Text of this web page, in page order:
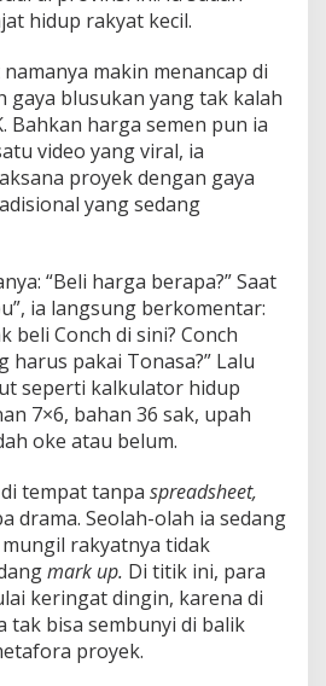
hidup rakyat kecil.
makin menancap di
gaya blusukan yang tak kalah
Bahkan harga semen pun ia
video yang viral, ia
proyek dengan gaya
yang sedang
“Beli harga berapa?” Saat
ia langsung berkomentar:
beli Conch di sini? Conch
harus pakai Tonasa?” Lalu
seperti kalkulator hidup
7×6, bahan 36 sak, upah
oke atau belum.
tempat tanpa spreadsheet,
drama. Seolah-olah ia sedang
rakyatnya tidak
mark up. Di titik ini, para
keringat dingin, karena di
tak bisa sembunyi di balik
proyek.